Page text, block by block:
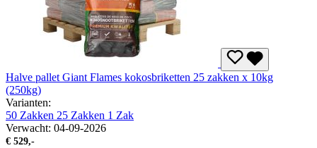
Halve pallet Giant Flames kokosbriketten 25 zakken x 10kg
(250kg)
Varianten:
50 Zakken 25 Zakken 1 Zak
Verwacht: 04-09-2026
€ 529,-